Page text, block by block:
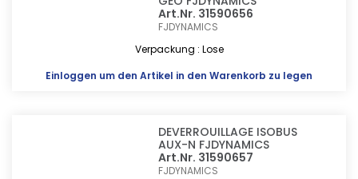
Art.Nr. 31590656
FJDYNAMICS
Verpackung : Lose
Einloggen um den Artikel in den Warenkorb zu legen
DEVERROUILLAGE ISOBUS
AUX-N FJDYNAMICS
Art.Nr. 31590657
FJDYNAMICS